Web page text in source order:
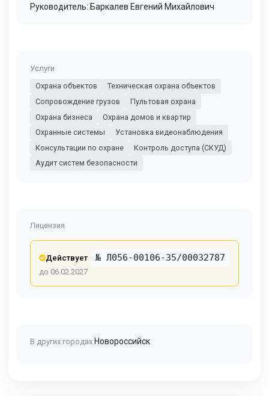
Руководитель: Баркалев Евгений Михайлович
Услуги
Охрана объектов
Техническая охрана объектов
Сопровождение грузов
Пультовая охрана
Охрана бизнеса
Охрана домов и квартир
Охранные системы
Установка видеонаблюдения
Консультации по охране
Контроль доступа (СКУД)
Аудит систем безопасности
Лицензия
Действует № Л056-00106-35/00032787
до 06.02.2027
В других городах Новороссийск